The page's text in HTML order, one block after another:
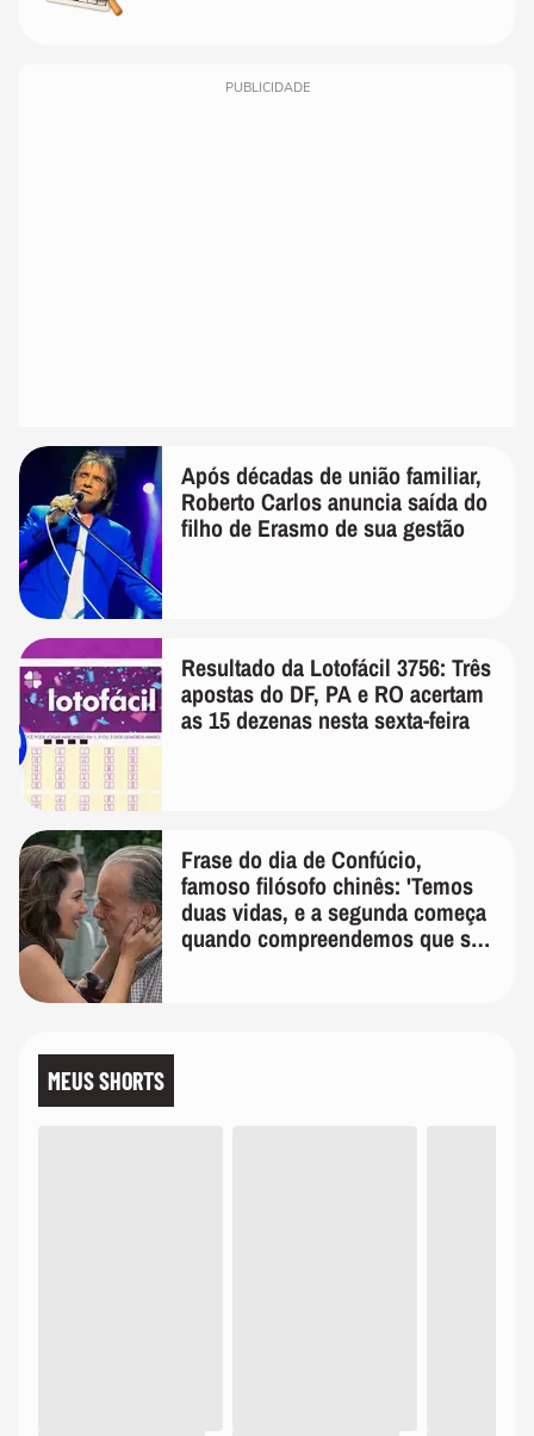
PUBLICIDADE
Após décadas de união familiar,
Roberto Carlos anuncia saída do
filho de Erasmo de sua gestão
Resultado da Lotofácil 3756: Três
apostas do DF, PA e RO acertam
as 15 dezenas nesta sexta-feira
Frase do dia de Confúcio,
famoso filósofo chinês: 'Temos
duas vidas, e a segunda começa
quando compreendemos que só
MEUS SHORTS